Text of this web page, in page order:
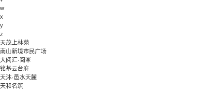
w
x
y
z
天茂上林苑
南山新境市民广场
大阅汇·阅峯
铭基云台府
天沐·邑水天麓
天和名筑